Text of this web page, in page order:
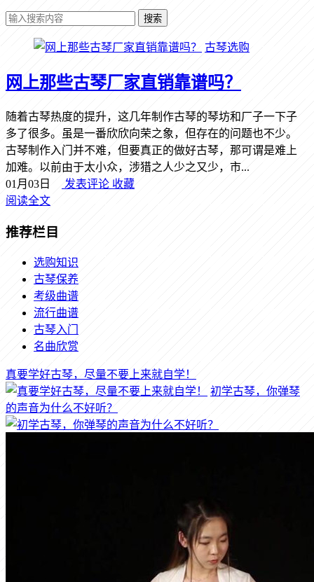
搜索
古琴选购
网上那些古琴厂家直销靠谱吗？
随着古琴热度的提升，这几年制作古琴的琴坊和厂子一下子
多了很多。虽是一番欣欣向荣之象，但存在的问题也不少。
古琴制作入门并不难，但要真正的做好古琴，那可谓是难上
加难。以前由于太小众，涉猎之人少之又少，市...
01月03日
发表评论 收藏
阅读全文
推荐栏目
选购知识
古琴保养
考级曲谱
流行曲谱
古琴入门
名曲欣赏
真要学好古琴，尽量不要上来就自学！
初学古琴，你弹琴
的声音为什么不好听？